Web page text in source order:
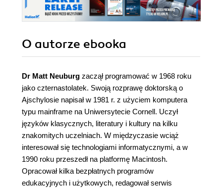
O autorze ebooka
Dr Matt Neuburg zaczął programować w 1968 roku
jako czternastolatek. Swoją rozprawę doktorską o
Ajschylosie napisał w 1981 r. z użyciem komputera
typu mainframe na Uniwersytecie Cornell. Uczył
języków klasycznych, literatury i kultury na kilku
znakomitych uczelniach. W międzyczasie wciąż
interesował się technologiami informatycznymi, a w
1990 roku przeszedł na platformę Macintosh.
Opracował kilka bezpłatnych programów
edukacyjnych i użytkowych, redagował serwis